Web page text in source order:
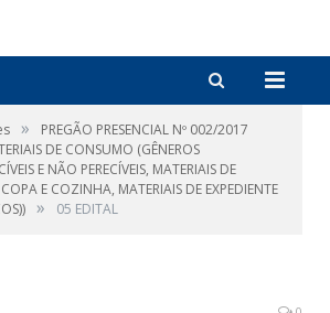
»
PREGÃO PRESENCIAL Nº 002/2017
DE CONSUMO (GÊNEROS
E NÃO PERECÍVEIS, MATERIAIS DE
E COZINHA, MATERIAIS DE EXPEDIENTE
» 05 EDITAL